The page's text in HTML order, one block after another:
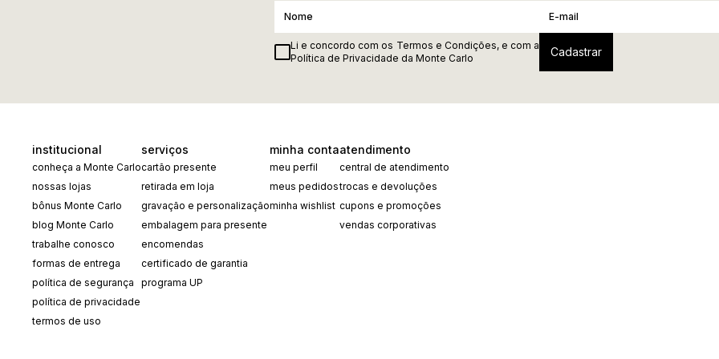
Li e concordo com os Termos e Condições, e com a
Política de Privacidade da Monte Carlo
institucional
conheça a Monte Carlo
nossas lojas
bônus Monte Carlo
blog Monte Carlo
trabalhe conosco
formas de entrega
política de segurança
política de privacidade
termos de uso
serviços
cartão presente
retirada em loja
gravação e personalização
embalagem para presente
encomendas
certificado de garantia
programa UP
minha conta
meu perfil
meus pedidos
minha wishlist
atendimento
central de atendimento
trocas e devoluções
cupons e promoções
vendas corporativas